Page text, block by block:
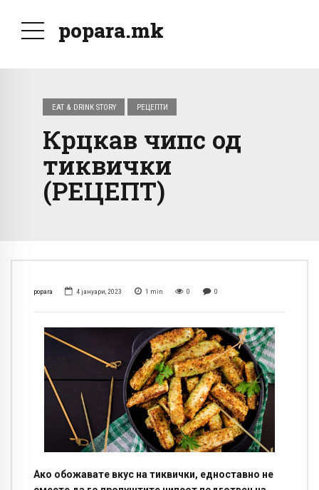
popara.mk
EAT & DRINK STORY РЕЦЕПТИ
Крцкав чипс од
тиквички
(РЕЦЕПТ)
popara 4 јануари, 2023 1 min 0 0
Ако обожавате вкус на тиквички, едноставно не